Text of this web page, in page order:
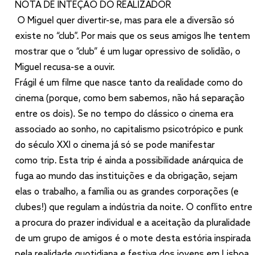
NOTA DE INTEÇÃO DO REALIZADOR
O Miguel quer divertir-se, mas para ele a diversão só
existe no “club”. Por mais que os seus amigos lhe tentem
mostrar que o “club” é um lugar opressivo de solidão, o
Miguel recusa-se a ouvir.
Frágil é um filme que nasce tanto da realidade como do
cinema (porque, como bem sabemos, não há separação
entre os dois). Se no tempo do clássico o cinema era
associado ao sonho, no capitalismo psicotrópico e punk
do século XXI o cinema já só se pode manifestar
como trip. Esta trip é ainda a possibilidade anárquica de
fuga ao mundo das instituições e da obrigação, sejam
elas o trabalho, a família ou as grandes corporações (e
clubes!) que regulam a indústria da noite. O conflito entre
a procura do prazer individual e a aceitação da pluralidade
de um grupo de amigos é o mote desta estória inspirada